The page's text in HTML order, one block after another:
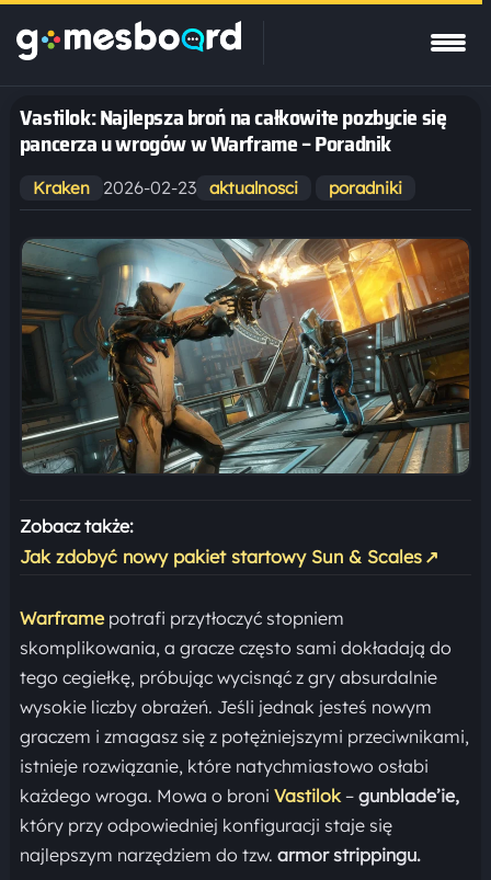
Vastilok: Najlepsza broń na całkowite pozbycie się
pancerza u wrogów w Warframe – Poradnik
Kraken 2026-02-23 aktualnosci poradniki
Zobacz także:
Jak zdobyć nowy pakiet startowy Sun & Scales ↗
Warframepotrafi przytłoczyć stopniem
skomplikowania, a gracze często sami dokładają do
tego cegiełkę, próbując wycisnąć z gry absurdalnie
wysokie liczby obrażeń. Jeśli jednak jesteś nowym
graczem i zmagasz się z potężniejszymi przeciwnikami,
istnieje rozwiązanie, które natychmiastowo osłabi
każdego wroga. Mowa o broni Vastilok– gunblade’ie,
który przy odpowiedniej konfiguracji staje się
najlepszym narzędziem do tzw. armor strippingu.